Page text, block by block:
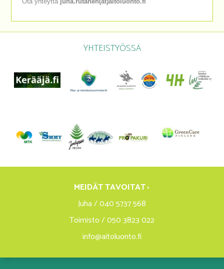
Ota yhteyttä juha.rutanen(at)aitoluonto.fi
YHTEISTYÖSSÄ
MEIDÄT TAVOITAT ›
Juha / 040 5737 568
Toimisto / 050 3823 022
info@aitoluonto.fi